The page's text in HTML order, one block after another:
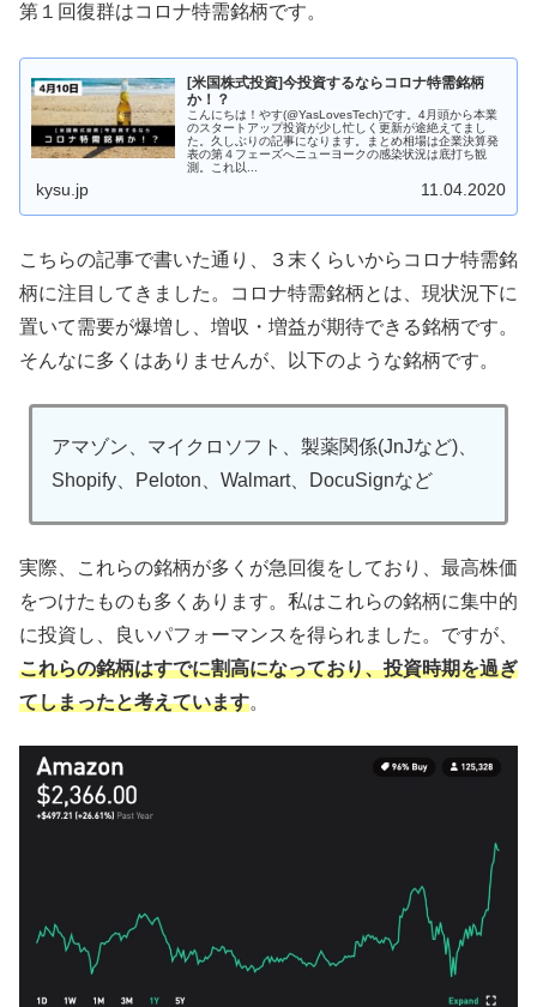
第１回復群はコロナ特需銘柄です。
[米国株式投資]今投資するならコロナ特需銘柄
か！？
こんにちは！やす(@YasLovesTech)です。4月頭から本業
のスタートアップ投資が少し忙しく更新が途絶えてまし
た。久しぶりの記事になります。まとめ相場は企業決算発
表の第４フェーズへニューヨークの感染状況は底打ち観
測。これ以...
kysu.jp 11.04.2020
こちらの記事で書いた通り、３末くらいからコロナ特需銘
柄に注目してきました。コロナ特需銘柄とは、現状況下に
置いて需要が爆増し、増収・増益が期待できる銘柄です。
そんなに多くはありませんが、以下のような銘柄です。
アマゾン、マイクロソフト、製薬関係(JnJなど)、
Shopify、Peloton、Walmart、DocuSignなど
実際、これらの銘柄が多くが急回復をしており、最高株価
をつけたものも多くあります。私はこれらの銘柄に集中的
に投資し、良いパフォーマンスを得られました。ですが、
これらの銘柄はすでに割高になっており、投資時期を過ぎ
てしまったと考えています。